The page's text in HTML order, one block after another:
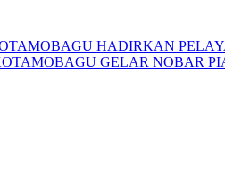
HADIRKAN
GELAR NOBAR